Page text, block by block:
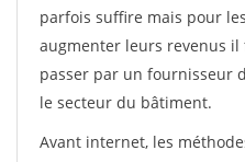
parfois suffire mais pour
augmenter leurs revenus
passer par un fournisseur
le secteur du bâtiment.
Avant internet, les